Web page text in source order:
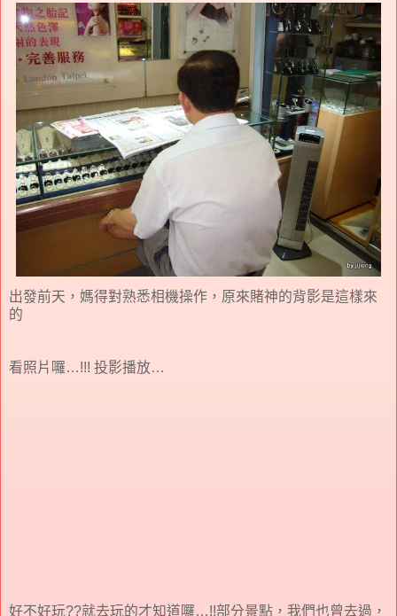
出發前天，媽得對熟悉相機操作，原來賭神的背影是這樣來
的
看照片囉…!!! 投影播放…
好不好玩??就去玩的才知道囉…!!部分景點，我們也曾去過，